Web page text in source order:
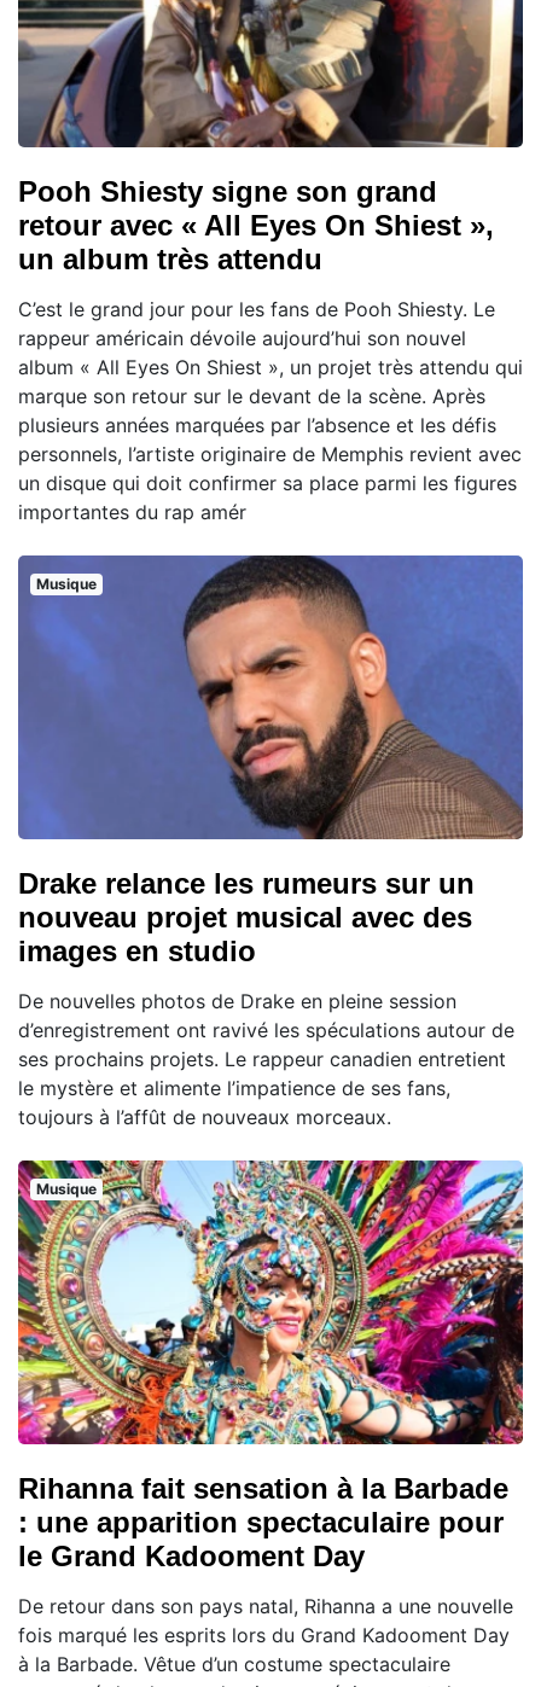
Pooh Shiesty signe son grand
retour avec « All Eyes On Shiest »,
un album très attendu
C’est le grand jour pour les fans de Pooh Shiesty. Le
rappeur américain dévoile aujourd’hui son nouvel
album « All Eyes On Shiest », un projet très attendu qui
marque son retour sur le devant de la scène. Après
plusieurs années marquées par l’absence et les défis
personnels, l’artiste originaire de Memphis revient avec
un disque qui doit confirmer sa place parmi les figures
importantes du rap amér
Musique
Drake relance les rumeurs sur un
nouveau projet musical avec des
images en studio
De nouvelles photos de Drake en pleine session
d’enregistrement ont ravivé les spéculations autour de
ses prochains projets. Le rappeur canadien entretient
le mystère et alimente l’impatience de ses fans,
toujours à l’affût de nouveaux morceaux.
Musique
Rihanna fait sensation à la Barbade
: une apparition spectaculaire pour
le Grand Kadooment Day
De retour dans son pays natal, Rihanna a une nouvelle
fois marqué les esprits lors du Grand Kadooment Day
à la Barbade. Vêtue d’un costume spectaculaire